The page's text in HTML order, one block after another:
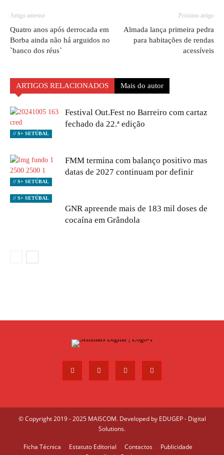
Artigo anterior
Quatro anos após derrocada em
Borba ainda não há arguidos no
`banco dos réus`
Próximo artigo
Almada lança primeira pedra
para habitações de rendas
acessíveis
ARTIGOS RELACIONADOS Mais do autor
// S+ SETÚBAL
Festival Out.Fest no Barreiro com cartaz
fechado da 22.ª edição
// S+ SETÚBAL
FMM termina com balanço positivo mas
datas de 2027 continuam por definir
// S+ SETÚBAL
GNR apreende mais de 183 mil doses de
cocaína em Grândola
© Copyright 2019 - 2025 MAISCOM. Developed by EDUGEP - Digital
Solutions.
Ficha Técnica Estatuto Editorial Contactos
Publicidade